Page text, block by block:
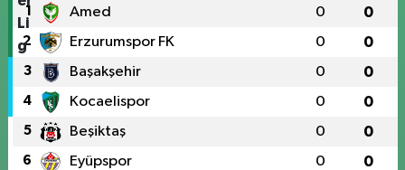
1 Amed 0 0
2 Erzurumspor FK 0 0
3 Başakşehir 0 0
4 Kocaelispor 0 0
5 Beşiktaş 0 0
6 Eyüpspor 0 0